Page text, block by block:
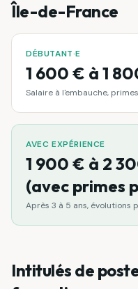
Île-de-France
DÉBUTANT·E
1 600 € à 1
Salaire à l'embauche,
AVEC EXPÉRIENCE
1 900 € à 2
(avec primes
Après 3 à 5 ans, évolutions
Intitulés de